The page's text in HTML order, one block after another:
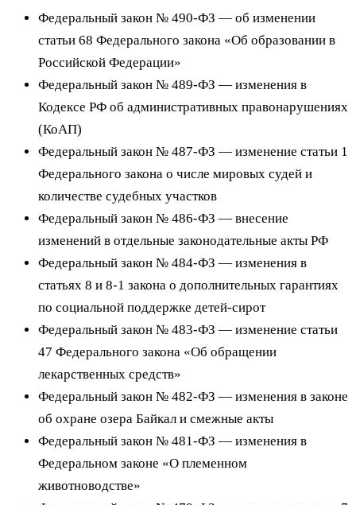
Федеральный закон № 490‑ФЗ — об изменении
статьи 68 Федерального закона «Об образовании в
Российской Федерации»
Федеральный закон № 489‑ФЗ — изменения в
Кодексе РФ об административных правонарушениях
(КоАП)
Федеральный закон № 487‑ФЗ — изменение статьи 1
Федерального закона о числе мировых судей и
количестве судебных участков
Федеральный закон № 486‑ФЗ — внесение
изменений в отдельные законодательные акты РФ
Федеральный закон № 484‑ФЗ — изменения в
статьях 8 и 8‑1 закона о дополнительных гарантиях
по социальной поддержке детей‑сирот
Федеральный закон № 483‑ФЗ — изменение статьи
47 Федерального закона «Об обращении
лекарственных средств»
Федеральный закон № 482‑ФЗ — изменения в законе
об охране озера Байкал и смежные акты
Федеральный закон № 481‑ФЗ — изменения в
Федеральном законе «О племенном
животноводстве»